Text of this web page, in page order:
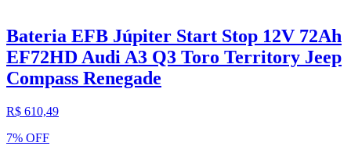
Bateria EFB Júpiter Start Stop 12V 72Ah
EF72HD Audi A3 Q3 Toro Territory Jeep
Compass Renegade
R$ 610,49
7% OFF